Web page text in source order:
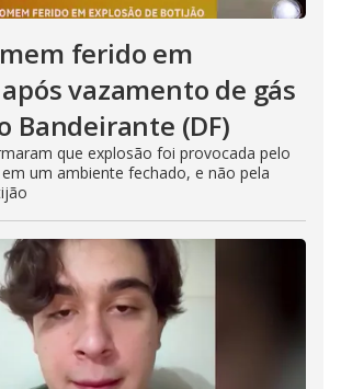
ferido em
vazamento de gás
Bandeirante (DF)
que explosão foi provocada pelo
um ambiente fechado, e não pela